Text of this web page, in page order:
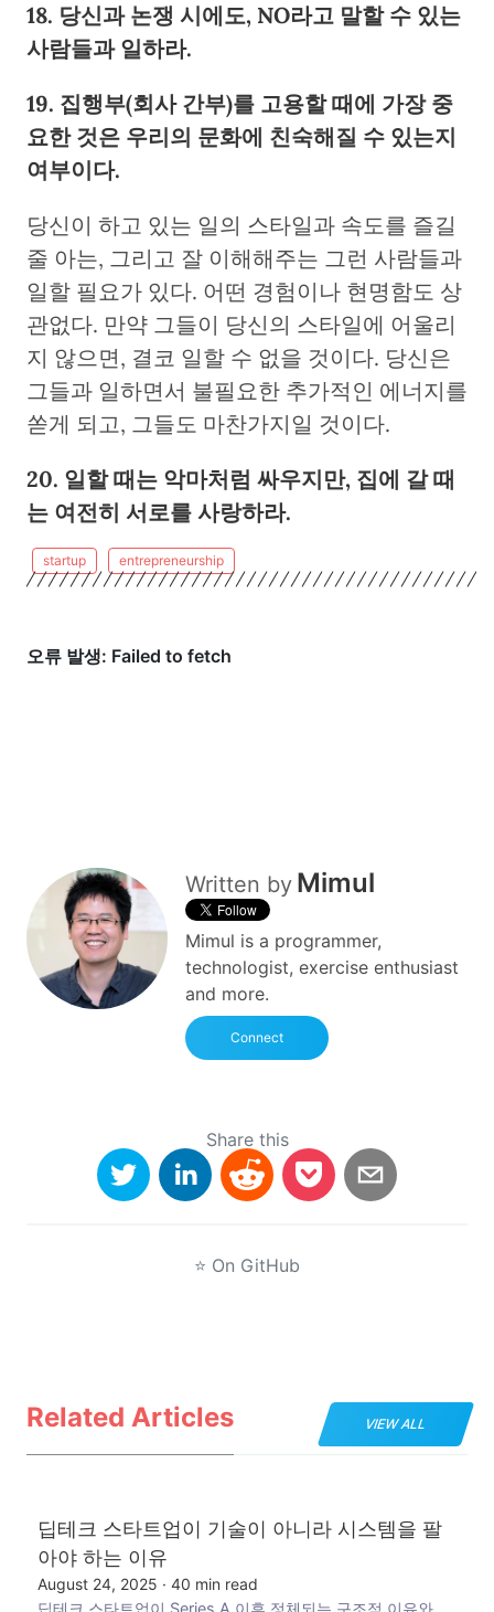
18. 당신과 논쟁 시에도, NO라고 말할 수 있는
사람들과 일하라.
19. 집행부(회사 간부)를 고용할 때에 가장 중
요한 것은 우리의 문화에 친숙해질 수 있는지
여부이다.
당신이 하고 있는 일의 스타일과 속도를 즐길
줄 아는, 그리고 잘 이해해주는 그런 사람들과
일할 필요가 있다. 어떤 경험이나 현명함도 상
관없다. 만약 그들이 당신의 스타일에 어울리
지 않으면, 결코 일할 수 없을 것이다. 당신은
그들과 일하면서 불필요한 추가적인 에너지를
쏟게 되고, 그들도 마찬가지일 것이다.
20. 일할 때는 악마처럼 싸우지만, 집에 갈 때
는 여전히 서로를 사랑하라.
startup entrepreneurship
Written by Mimul
Mimul is a programmer,
technologist, exercise enthusiast
and more.
Connect
Share this
⭐ On GitHub
Related Articles VIEW ALL
딥테크 스타트업이 기술이 아니라 시스템을 팔
아야 하는 이유
August 24, 2025 · 40 min read
딥테크 스타트업이 Series A 이후 정체되는 구조적 이유와